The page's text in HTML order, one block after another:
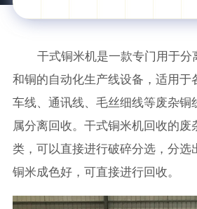
干式铜米机是一款专门用于分
和铜的自动化生产线设备，适用于
车线、通讯线、毛丝细线等废杂铜
属分离回收。干式铜米机回收的废
类，可以直接进行破碎分选，分选
铜米成色好，可直接进行回收。